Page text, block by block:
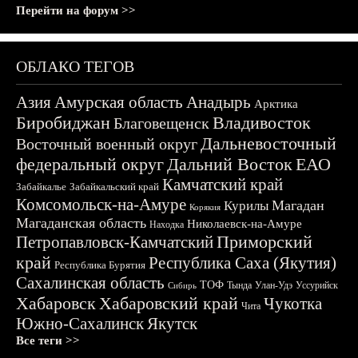
Перейти на форум >>
ОБЛАКО ТЕГОВ
АзияАмурская область Анадырь Арктика
БиробиджанБлаговещенскВладивосток
Восточный военный округДальневосточный
федеральный округДальний ВостокЕАО
Забайкалье Забайкальский край Камчатский край
Комсомольск-на-Амуре Корякия Курилы Магадан
Магаданская область Находка Николаевск-на-Амуре
Петропавловск-КамчатскийПриморский
край Республика Бурятия Республика Саха (Якутия)
Сахалинская область Сибирь ТОФ Тында Улан-Удэ Уссурийск
ХабаровскХабаровский край Чита Чукотка
Южно-СахалинскЯкутск
Все теги >>